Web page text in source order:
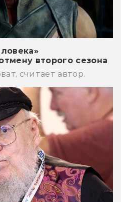
второго сезона
считает автор.